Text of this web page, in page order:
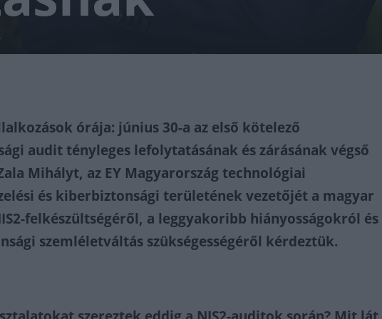
órája: június 30-a az első kötelező
audit tényleges lefolytatásának és zárásának végső
Mihályt, az EY Magyarország technológiai
és kiberbiztonsági területének vezetőjét a magyar
felkészültségéről, a leggyakoribb hiányosságokról és
szemléletváltás szükségességéről kérdeztük.